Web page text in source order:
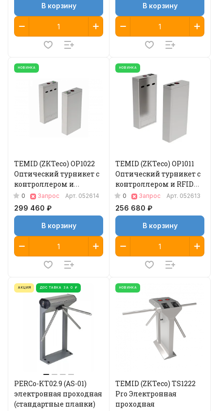
В корзину В корзину
НОВИНКА
TEMID (ZKTeco) OP1022
Оптический турникет с
контроллером и
считывателем
отпечатка пальца и
RFID-карт
0 Запрос Арт. 052614
299 460 ₽
В корзину
НОВИНКА
TEMID (ZKTeco) OP1011
Оптический турникет с
контроллером и RFID
считывателем
0 Запрос Арт. 052613
256 680 ₽
В корзину
АКЦИЯ ДОСТАВКА ЗА 0 ₽
PERCo-KT02.9 (AS-01)
электронная проходная
(стандартные планки)
НОВИНКА
TEMID (ZKTeco) TS1222
Pro Электронная
проходная